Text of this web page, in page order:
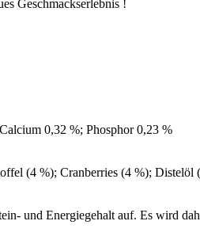
Geschmackserlebnis !
0,32 %; Phosphor 0,23 %
(4 %); Cranberries (4 %); Distelöl
und Energiegehalt auf. Es wird